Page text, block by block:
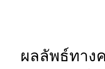
ผลลัพธ์ทาง